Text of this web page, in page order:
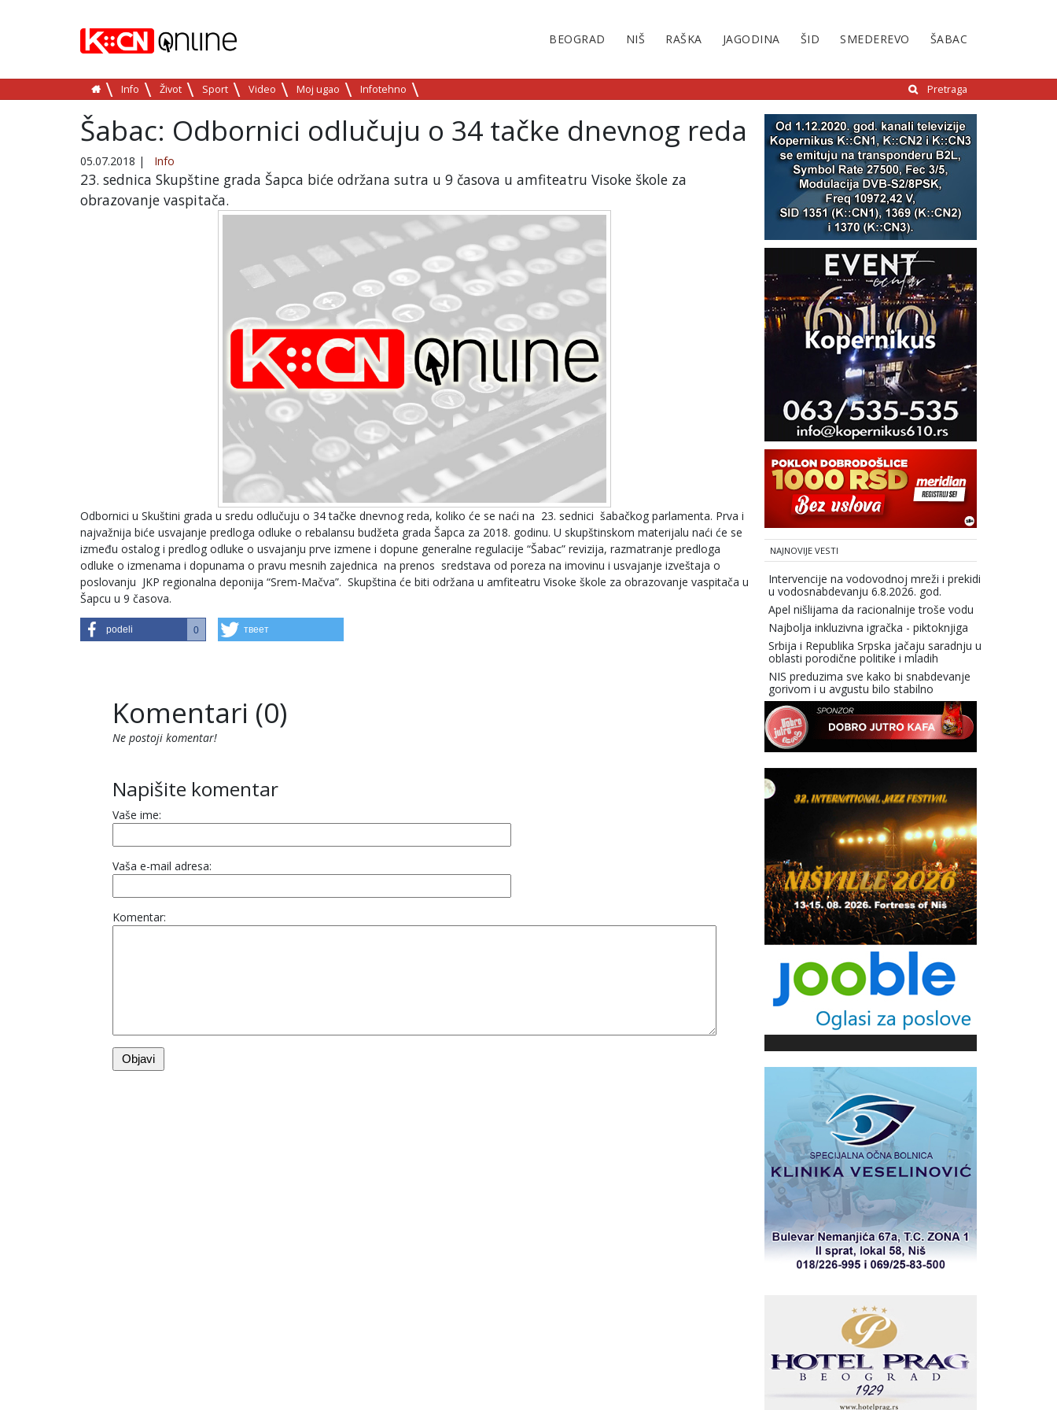
BEOGRAD NIŠ RAŠKA JAGODINA ŠID SMEDEREVO ŠABAC
Info Život Sport Video Moj ugao Infotehno Pretraga
Šabac: Odbornici odlučuju o 34 tačke dnevnog reda
05.07.2018 | Info
23. sednica Skupštine grada Šapca biće održana sutra u 9 časova u amfiteatru Visoke škole za
obrazovanje vaspitača.
Odbornici u Skuštini grada u sredu odlučuju o 34 tačke dnevnog reda, koliko će se naći na 23. sednici šabačkog parlamenta. Prva i
najvažnija biće usvajanje predloga odluke o rebalansu budžeta grada Šapca za 2018. godinu. U skupštinskom materijalu naći će se
između ostalog i predlog odluke o usvajanju prve izmene i dopune generalne regulacije “Šabac” revizija, razmatranje predloga
odluke o izmenama i dopunama o pravu mesnih zajednica na prenos sredstava od poreza na imovinu i usvajanje izveštaja o
poslovanju JKP regionalna deponija “Srem-Mačva”. Skupština će biti održana u amfiteatru Visoke škole za obrazovanje vaspitača u
Šapcu u 9 časova.
podeli 0 твеет
Komentari (0)
Ne postoji komentar!
Napišite komentar
Vaše ime:
Vaša e-mail adresa:
Komentar:
NAJNOVIJE VESTI
Intervencije na vodovodnoj mreži i prekidi
u vodosnabdevanju 6.8.2026. god.
Apel nišlijama da racionalnije troše vodu
Najbolja inkluzivna igračka - piktoknjiga
Srbija i Republika Srpska jačaju saradnju u
oblasti porodične politike i mladih
NIS preduzima sve kako bi snabdevanje
gorivom i u avgustu bilo stabilno